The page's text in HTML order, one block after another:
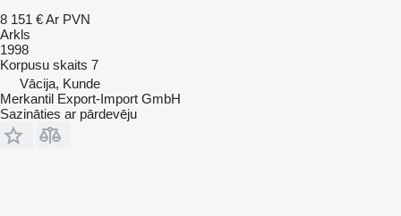
8 151 €Ar PVN
Arkls
1998
Korpusu skaits 7
Vācija, Kunde
Merkantil Export-Import GmbH
Sazināties ar pārdevēju